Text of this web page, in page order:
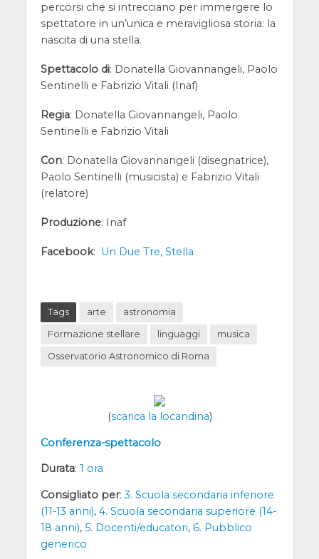
percorsi che si intrecciano per immergere lo
spettatore in un’unica e meravigliosa storia: la
nascita di una stella.
Spettacolo di: Donatella Giovannangeli, Paolo
Sentinelli e Fabrizio Vitali (Inaf)
Regia: Donatella Giovannangeli, Paolo
Sentinelli e Fabrizio Vitali
Con: Donatella Giovannangeli (disegnatrice),
Paolo Sentinelli (musicista) e Fabrizio Vitali
(relatore)
Produzione: Inaf
Facebook: Un Due Tre, Stella
Tags arte astronomia
Formazione stellare linguaggi musica
Osservatorio Astronomico di Roma
(scarica la locandina)
Conferenza-spettacolo
Durata: 1 ora
Consigliato per:3. Scuola secondaria inferiore
(11-13 anni), 4. Scuola secondaria superiore (14-
18 anni), 5. Docenti/educatori, 6. Pubblico
generico